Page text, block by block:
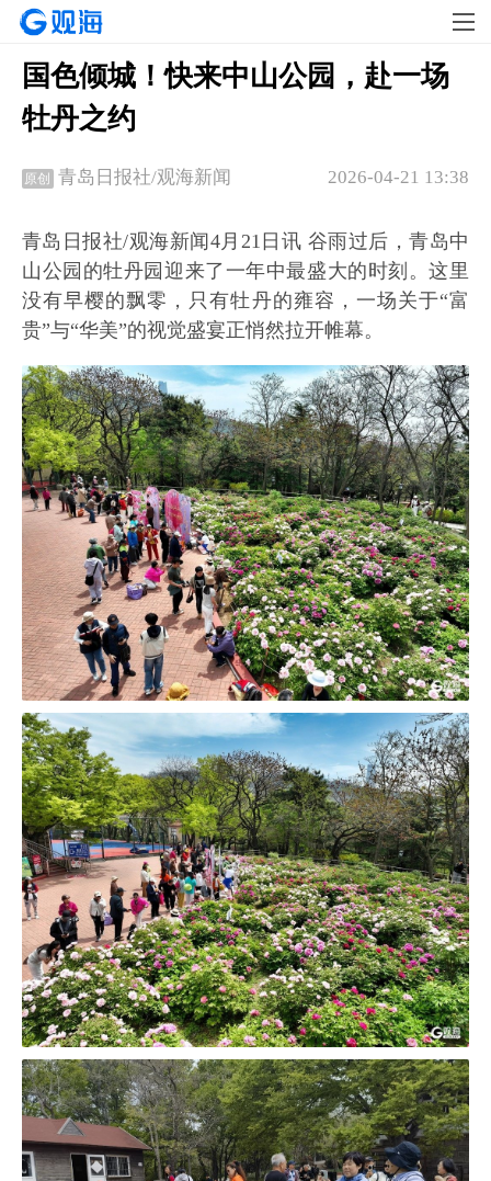
国色倾城！快来中山公园，赴一场
牡丹之约
原创 2026-04-21 13:38
青岛日报社/观海新闻
青岛日报社/观海新闻4月21日讯 谷雨过后，青岛中
山公园的牡丹园迎来了一年中最盛大的时刻。这里
没有早樱的飘零，只有牡丹的雍容，一场关于“富
贵”与“华美”的视觉盛宴正悄然拉开帷幕。